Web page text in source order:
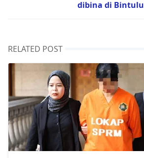
dibina di Bintulu
RELATED POST